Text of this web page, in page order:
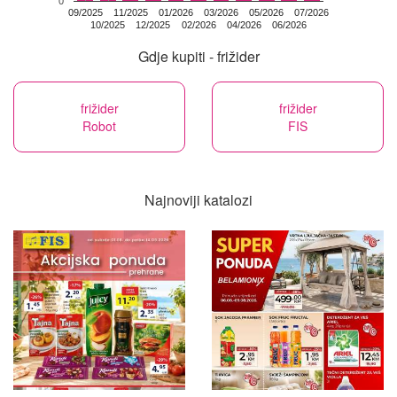
09/2025
10/2025
11/2025
12/2025
01/2026
02/2026
03/2026
04/2026
05/2026
06/2026
07/2026
Gdje kupiti - frižider
frižider
Robot
frižider
FIS
Najnoviji katalozi